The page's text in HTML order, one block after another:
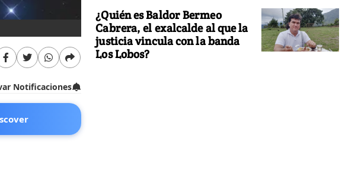
Notificaciones
¿Quién es Baldor Bermeo
Cabrera, el exalcalde al que la
justicia vincula con la banda
Los Lobos?